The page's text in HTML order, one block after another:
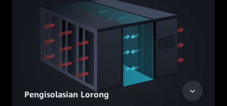
Pengisolasian Lorong